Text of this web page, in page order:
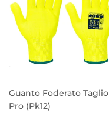
Guanto Foderato Taglio
Pro (Pk12)